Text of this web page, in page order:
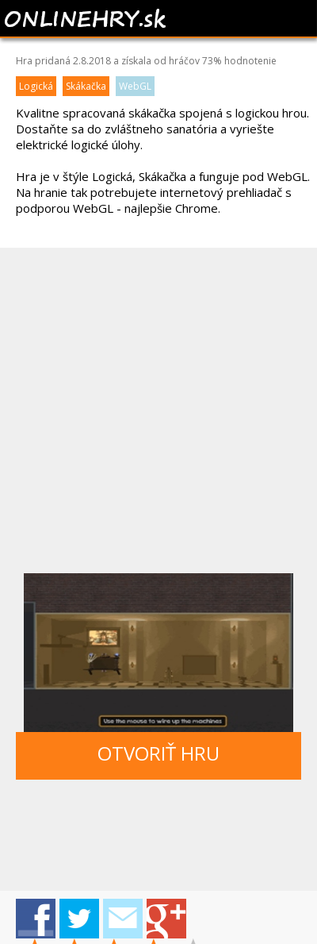
WIRED
Hra pridaná 2.8.2018 a získala od hráčov73% hodnotenie
Logická
Skákačka WebGL
Kvalitne spracovaná skákačka spojená s logickou hrou.
Dostaňte sa do zvláštneho sanatória a vyriešte
elektrické logické úlohy.
Hra je v štýle Logická, Skákačka a funguje pod WebGL.
Na hranie tak potrebujete internetový prehliadač s
podporou WebGL - najlepšie Chrome.
OTVORIŤ HRU